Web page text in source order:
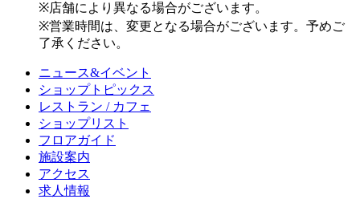
※店舗により異なる場合がございます。
※営業時間は、変更となる場合がございます。予めご
了承ください。
ニュース&イベント
ショップトピックス
レストラン / カフェ
ショップリスト
フロアガイド
施設案内
アクセス
求人情報